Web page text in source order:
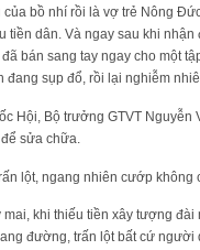
bồ nhí rồi là vợ trẻ Nông
tiền dân. Và ngay sau khi
bán sang tay ngay cho một
sụp đổ, rồi lại nghiễm
Hội, Bộ trưởng GTVT
sửa chữa.
lột, ngang nhiên cướp
mai, khi thiếu tiền xây tượng đài
đường, trấn lột bất cứ người